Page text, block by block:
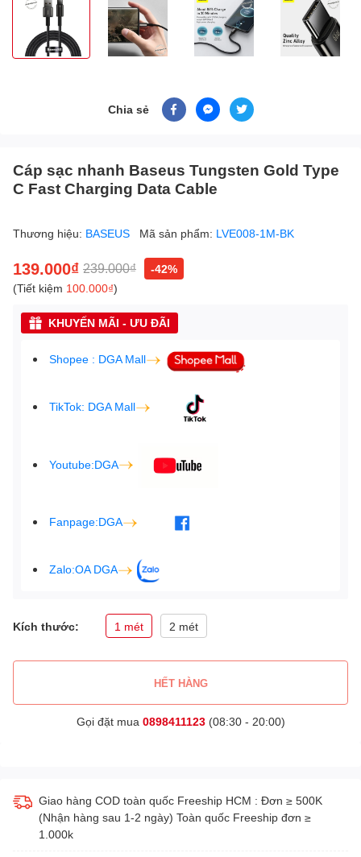
Chia sẻ
Cáp sạc nhanh Baseus Tungsten Gold Type
C Fast Charging Data Cable
Thương hiệu: BASEUS Mã sản phẩm: LVE008-1M-BK
139.000₫ 239.000₫
-42%
(Tiết kiệm 100.000₫)
KHUYẾN MÃI - ƯU ĐÃI
Shopee : DGA Mall
TikTok: DGA Mall
Youtube:DGA
Fanpage:DGA
Zalo:OA DGA
Kích thước: 1 mét 2 mét
HẾT HÀNG
Gọi đặt mua 0898411123(08:30 - 20:00)
Giao hàng COD toàn quốc Freeship HCM : Đơn ≥ 500K
(Nhận hàng sau 1-2 ngày) Toàn quốc Freeship đơn ≥
1.000k